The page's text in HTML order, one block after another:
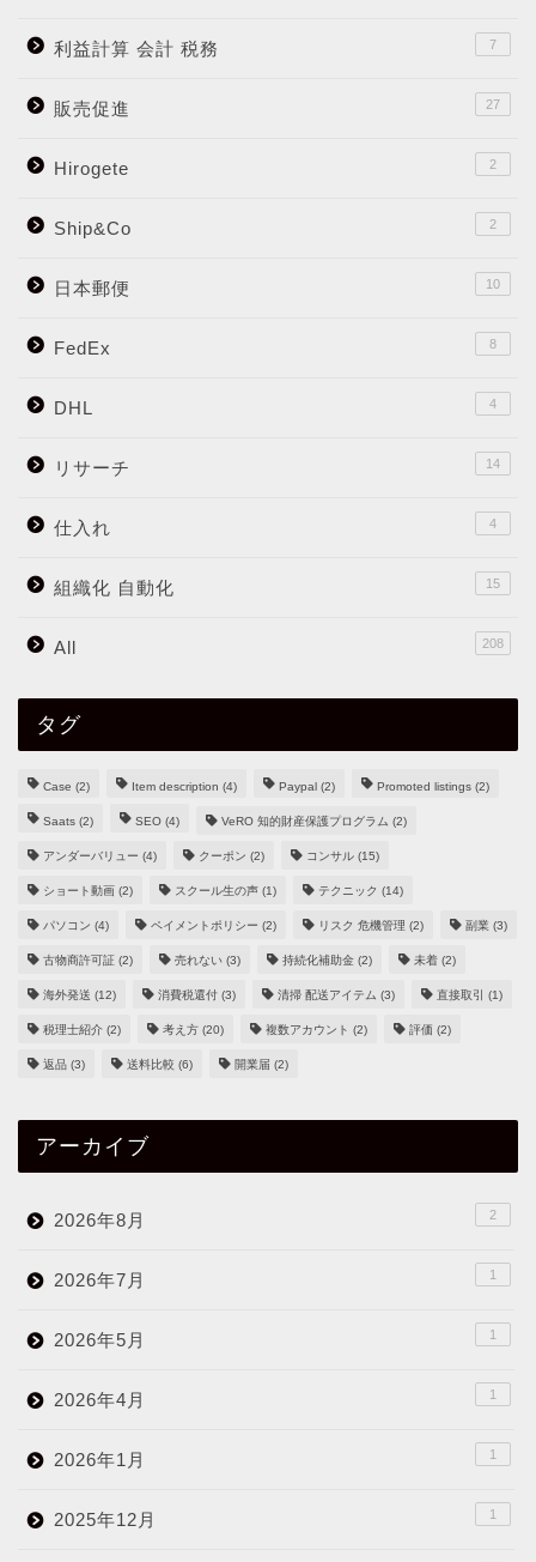
利益計算 会計 税務 7
販売促進 27
Hirogete 2
Ship&Co 2
日本郵便 10
FedEx 8
DHL 4
リサーチ 14
仕入れ 4
組織化 自動化 15
All 208
タグ
Case (2) Item description (4) Paypal (2) Promoted listings (2)
Saats (2) SEO (4) VeRO 知的財産保護プログラム (2)
アンダーバリュー (4) クーポン (2) コンサル (15)
ショート動画 (2) スクール生の声 (1) テクニック (14)
パソコン (4) ペイメントポリシー (2) リスク 危機管理 (2) 副業 (3)
古物商許可証 (2) 売れない (3) 持続化補助金 (2) 未着 (2)
海外発送 (12) 消費税還付 (3) 清掃 配送アイテム (3) 直接取引 (1)
税理士紹介 (2) 考え方 (20) 複数アカウント (2) 評価 (2)
返品 (3) 送料比較 (6) 開業届 (2)
アーカイブ
2026年8月 2
2026年7月 1
2026年5月 1
2026年4月 1
2026年1月 1
2025年12月 1